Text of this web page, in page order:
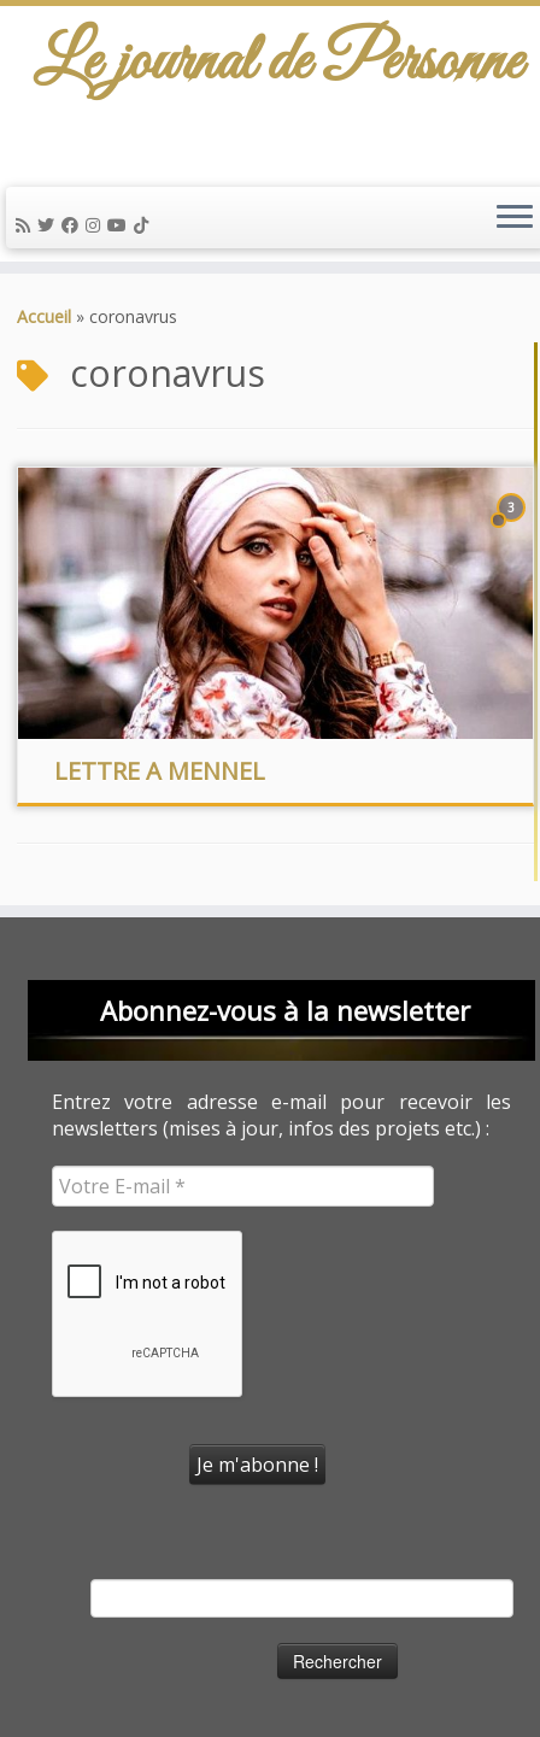
au
Le journal de Personne
Accueil » coronavrus
coronavrus
3
LETTRE A MENNEL
Abonnez-vous à la newsletter
Entrez votre adresse e-mail pour recevoir les
newsletters (mises à jour, infos des projets etc.) :